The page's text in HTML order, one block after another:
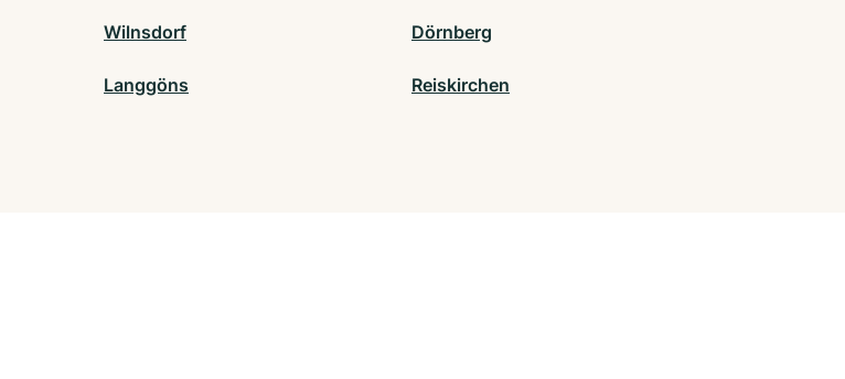
Wilnsdorf Dörnberg
Langgöns Reiskirchen